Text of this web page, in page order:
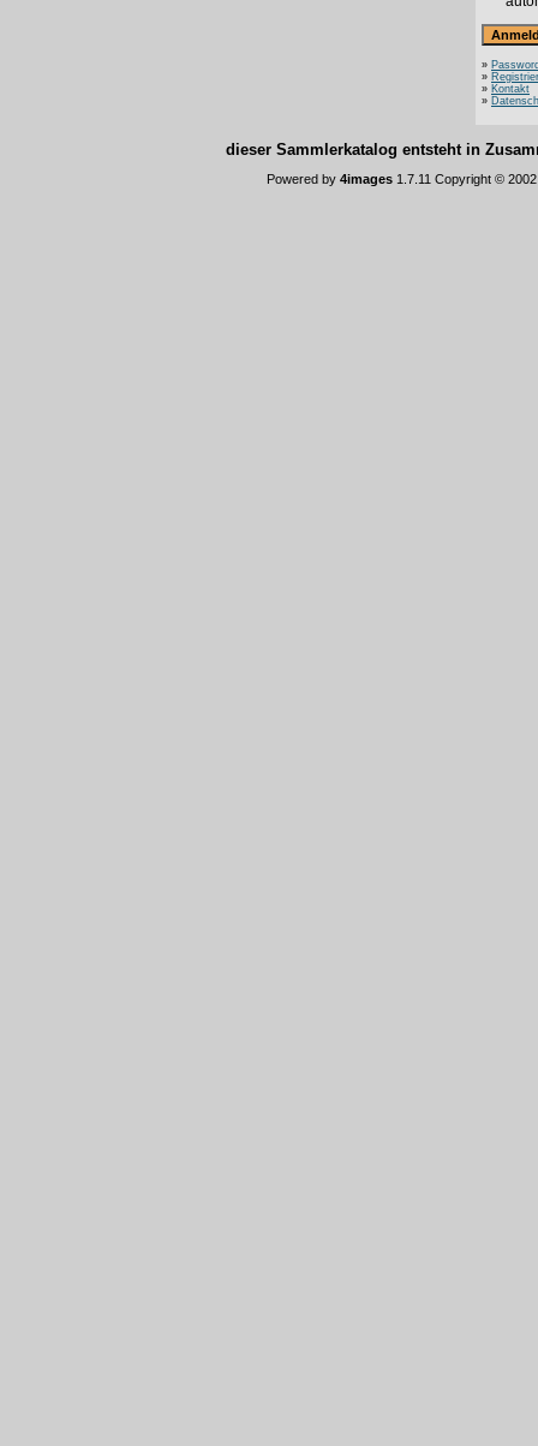
»
»
» Kontakt
»
dieser Sammlerkatalog entsteht in
Powered by 4images 1.7.11 Copyright ©